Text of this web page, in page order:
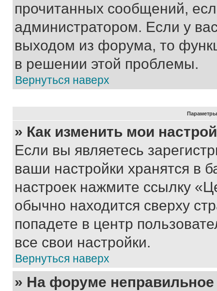
прочитанных сообщений,
администратором. Если у
выходом из форума, то
в решении этой проблемы.
Вернуться наверх
Параметры
» Как изменить мои
Если вы являетесь
ваши настройки хранятся в
настроек нажмите ссылку
обычно находится сверху
попадете в центр
все свои настройки.
Вернуться наверх
» На форуме